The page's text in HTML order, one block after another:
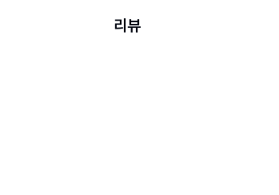
3장 실험 용도의 경량 서비
3.2 ucloud biz 포털에서
리뷰